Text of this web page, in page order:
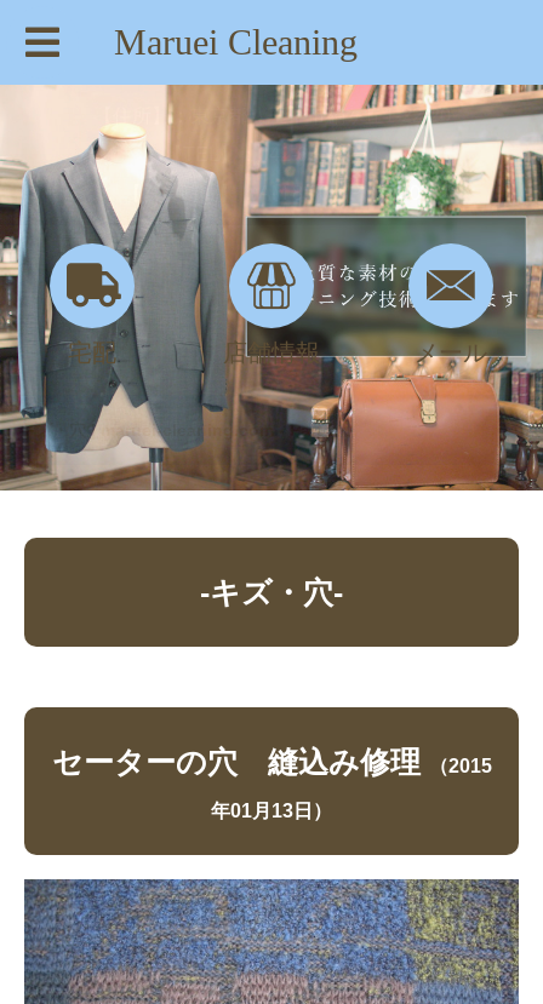
Maruei Cleaning
【住所】：東京都八王子市絹ヶ丘1-22-20
【TEL】：042-635-6234
【営業時間】：AM 8:00～PM 7:30
宅配 店舗情報 メール
キズ・穴 | maruei-cleaning.com - Part 2
-キズ・穴-
セーターの穴 縫込み修理 （2015
年01月13日）